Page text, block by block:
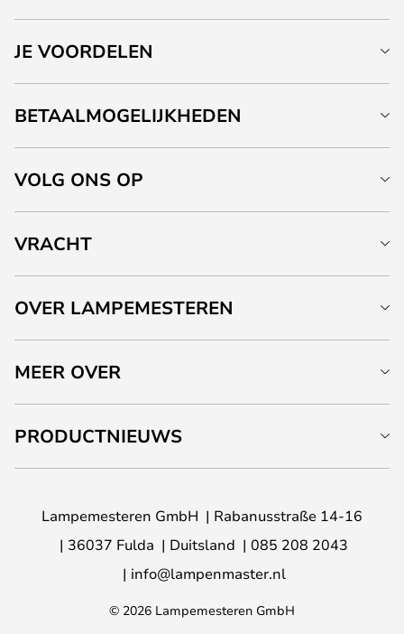
JE VOORDELEN
BETAALMOGELIJKHEDEN
VOLG ONS OP
VRACHT
OVER LAMPEMESTEREN
MEER OVER
PRODUCTNIEUWS
Lampemesteren GmbH
Rabanusstraße 14-16
36037 Fulda
Duitsland
085 208 2043
info@lampenmaster.nl
© 2026 Lampemesteren GmbH